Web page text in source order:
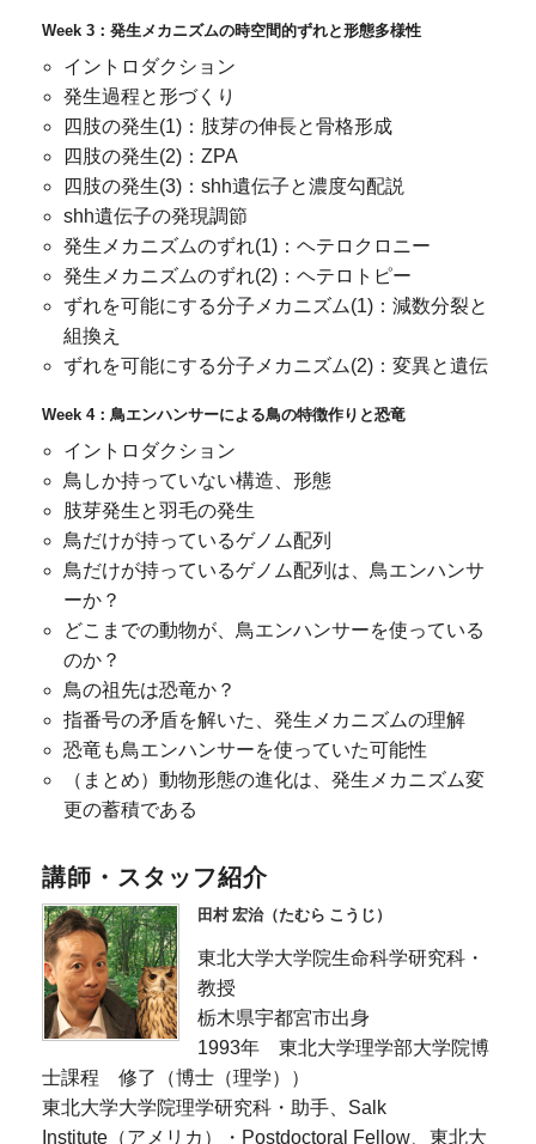
Week 3：発生メカニズムの時空間的ずれと形態多様性
イントロダクション
発生過程と形づくり
四肢の発生(1)：肢芽の伸長と骨格形成
四肢の発生(2)：ZPA
四肢の発生(3)：shh遺伝子と濃度勾配説
shh遺伝子の発現調節
発生メカニズムのずれ(1)：ヘテロクロニー
発生メカニズムのずれ(2)：ヘテロトピー
ずれを可能にする分子メカニズム(1)：減数分裂と
組換え
ずれを可能にする分子メカニズム(2)：変異と遺伝
Week 4：鳥エンハンサーによる鳥の特徴作りと恐竜
イントロダクション
鳥しか持っていない構造、形態
肢芽発生と羽毛の発生
鳥だけが持っているゲノム配列
鳥だけが持っているゲノム配列は、鳥エンハンサ
ーか？
どこまでの動物が、鳥エンハンサーを使っている
のか？
鳥の祖先は恐竜か？
指番号の矛盾を解いた、発生メカニズムの理解
恐竜も鳥エンハンサーを使っていた可能性
（まとめ）動物形態の進化は、発生メカニズム変
更の蓄積である
講師・スタッフ紹介
田村 宏治（たむら こうじ）
東北大学大学院生命科学研究科・
教授
栃木県宇都宮市出身
1993年 東北大学理学部大学院博
士課程 修了（博士（理学））
東北大学大学院理学研究科・助手、Salk
Institute（アメリカ）・Postdoctoral Fellow、東北大